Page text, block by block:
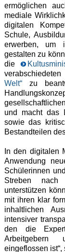
ermöglichen
mediale
digitalen
Schule,
erwerben, um
gestalten zu
die
Welt“zu
und macht das
sowie das
Bestandteilen
In den digitalen
Anwendung
Schülerinnen
Streben nach
unterstützen
mit ihren klar
inhaltlichen
intensiver
den die
Arbeitgebern
eingeflossen